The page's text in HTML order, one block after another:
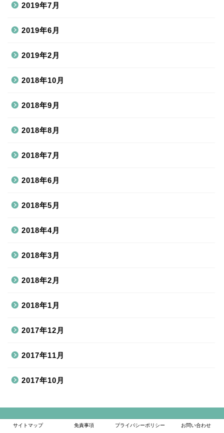
2019年7月
2019年6月
2019年2月
2018年10月
2018年9月
2018年8月
2018年7月
2018年6月
2018年5月
2018年4月
2018年3月
2018年2月
2018年1月
2017年12月
2017年11月
2017年10月
サイトマップ 免責事項 プライバシーポリシー お問い合わせ